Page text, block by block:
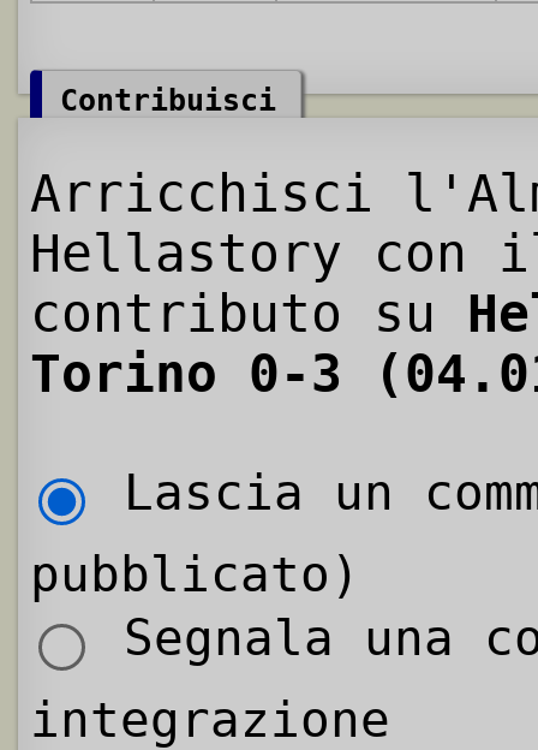
Contribuisci
Arricchisci
Hellastory con
contributo su
Torino 0-3
Lascia un
pubblicato)
Segnala una
integrazione